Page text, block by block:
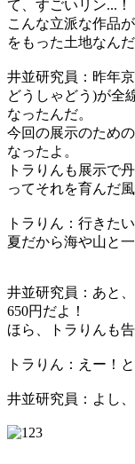
て、すごいリン...！
こんな立派な作品
をもった土地なんだ
井並研究員：昨年
どうしゃどう)が全
なったんだ。
今回の展示のため
なったよ。
トラりんも展示で
ってそれを育んだ
トラりん：行きたい
夏だから海や山と
井並研究員：あと
650円だよ！
ほら、トラりんも告
トラりん：えー！
井並研究員：よし、